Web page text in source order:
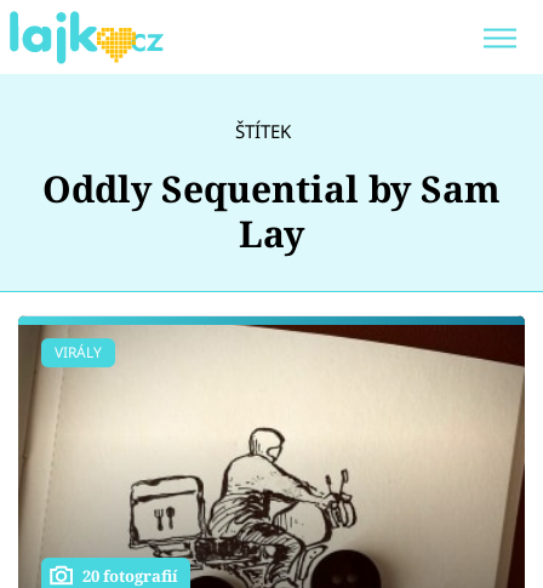
Showbyznys
Youtubeři
Virály
Sex a vztahy
ŠTÍTEK
Oddly Sequential by Sam
Lay
VIRÁLY
20 fotografií